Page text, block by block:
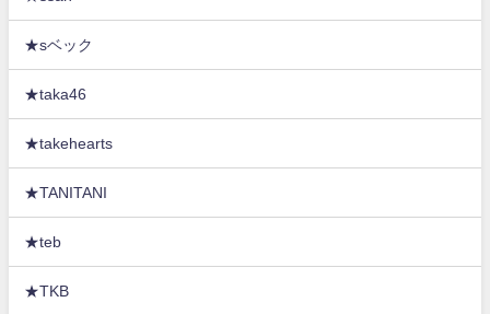
★sベック
★taka46
★takehearts
★TANITANI
★teb
★TKB